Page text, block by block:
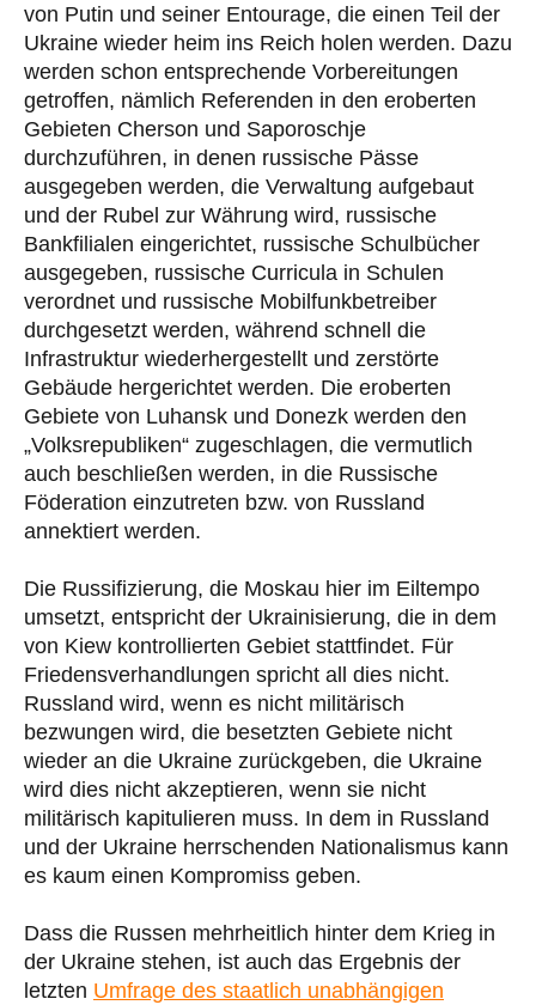
von Putin und seiner Entourage, die einen Teil der
Ukraine wieder heim ins Reich holen werden. Dazu
werden schon entsprechende Vorbereitungen
getroffen, nämlich Referenden in den eroberten
Gebieten Cherson und Saporoschje
durchzuführen, in denen russische Pässe
ausgegeben werden, die Verwaltung aufgebaut
und der Rubel zur Währung wird, russische
Bankfilialen eingerichtet, russische Schulbücher
ausgegeben, russische Curricula in Schulen
verordnet und russische Mobilfunkbetreiber
durchgesetzt werden, während schnell die
Infrastruktur wiederhergestellt und zerstörte
Gebäude hergerichtet werden. Die eroberten
Gebiete von Luhansk und Donezk werden den
„Volksrepubliken“ zugeschlagen, die vermutlich
auch beschließen werden, in die Russische
Föderation einzutreten bzw. von Russland
annektiert werden.
Die Russifizierung, die Moskau hier im Eiltempo
umsetzt, entspricht der Ukrainisierung, die in dem
von Kiew kontrollierten Gebiet stattfindet. Für
Friedensverhandlungen spricht all dies nicht.
Russland wird, wenn es nicht militärisch
bezwungen wird, die besetzten Gebiete nicht
wieder an die Ukraine zurückgeben, die Ukraine
wird dies nicht akzeptieren, wenn sie nicht
militärisch kapitulieren muss. In dem in Russland
und der Ukraine herrschenden Nationalismus kann
es kaum einen Kompromiss geben.
Dass die Russen mehrheitlich hinter dem Krieg in
der Ukraine stehen, ist auch das Ergebnis der
letzten Umfrage des staatlich unabhängigen